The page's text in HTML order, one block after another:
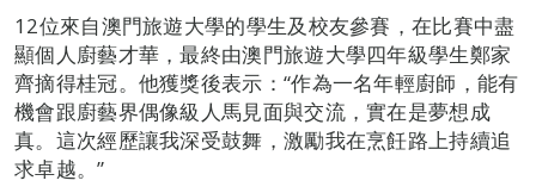
12位來自澳門旅遊大學的學生及校友參賽，在比賽中盡
顯個人廚藝才華，最終由澳門旅遊大學四年級學生鄭家
齊摘得桂冠。他獲獎後表示：“作為一名年輕廚師，能有
機會跟廚藝界偶像級人馬見面與交流，實在是夢想成
真。這次經歷讓我深受鼓舞，激勵我在烹飪路上持續追
求卓越。”